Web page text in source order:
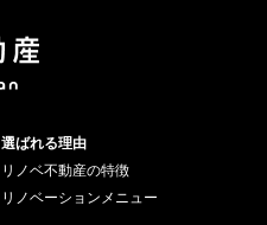
選ばれる理由
リノベ不動産の特徴
リノベーションメニュー